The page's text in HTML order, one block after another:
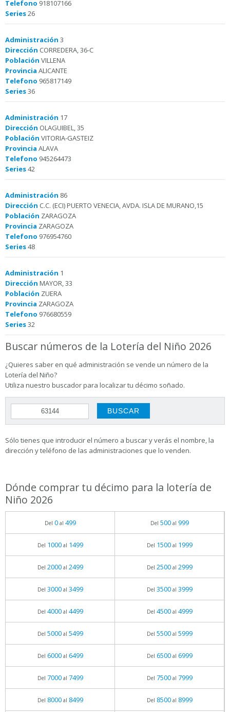
Telefono 918107166
Series26
Administración 3
Dirección CORREDERA, 36-C
Población VILLENA
Provincia ALICANTE
Telefono 965817149
Series36
Administración 17
Dirección OLAGUIBEL, 35
Población VITORIA-GASTEIZ
Provincia ALAVA
Telefono 945264473
Series42
Administración 86
Dirección C.C. (ECI) PUERTO VENECIA, AVDA. ISLA DE MURANO,15
Población ZARAGOZA
Provincia ZARAGOZA
Telefono 976954760
Series48
Administración 1
Dirección MAYOR, 33
Población ZUERA
Provincia ZARAGOZA
Telefono 976680559
Series32
Buscar números de la Lotería del Niño 2026
¿Quieres saber en qué administración se vende un número de la
Lotería del Niño?
Utiliza nuestro buscador para localizar tu décimo soñado.
Sólo tienes que introducir el número a buscar y verás el nombre, la
dirección y teléfono de las administraciones que lo venden.
Dónde comprar tu décimo para la lotería de
Niño 2026
Del 0al 499 Del 500al 999
Del 1000al 1499 Del 1500al 1999
Del 2000al 2499 Del 2500al 2999
Del 3000al 3499 Del 3500al 3999
Del 4000al 4499 Del 4500al 4999
Del 5000al 5499 Del 5500al 5999
Del 6000al 6499 Del 6500al 6999
Del 7000al 7499 Del 7500al 7999
Del 8000al 8499 Del 8500al 8999